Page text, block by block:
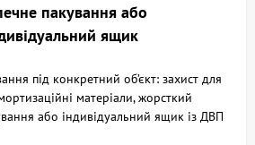
пакування або
ящик
під конкретний об’єкт: захист для
матеріали, жорсткий
або індивідуальний ящик із ДВП